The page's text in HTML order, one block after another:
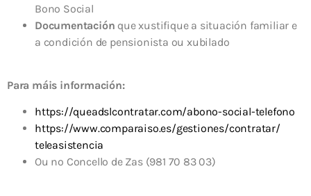
Bono Social
Documentación que xustifique a situación familiar e
a condición de pensionista ou xubilado
Para máis información:
https://queadslcontratar.com/abono-social-telefono
https://www.comparaiso.es/gestiones/contratar/
teleasistencia
Ou no Concello de Zas (981 70 83 03)